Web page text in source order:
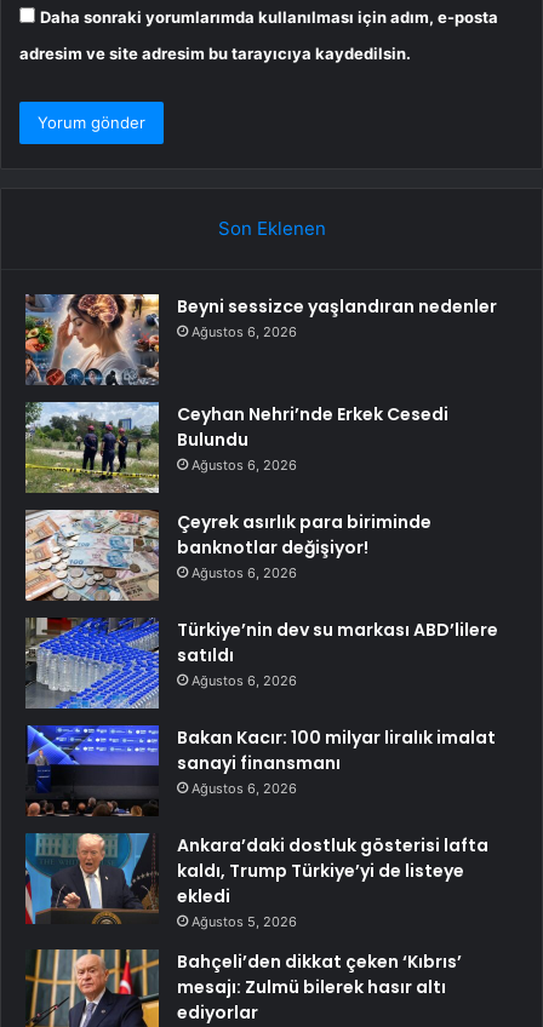
Daha sonraki yorumlarımda kullanılması için adım, e-posta
adresim ve site adresim bu tarayıcıya kaydedilsin.
Son Eklenen
Beyni sessizce yaşlandıran nedenler
Ağustos 6, 2026
Ceyhan Nehri’nde Erkek Cesedi
Bulundu
Ağustos 6, 2026
Çeyrek asırlık para biriminde
banknotlar değişiyor!
Ağustos 6, 2026
Türkiye’nin dev su markası ABD’lilere
satıldı
Ağustos 6, 2026
Bakan Kacır: 100 milyar liralık imalat
sanayi finansmanı
Ağustos 6, 2026
Ankara’daki dostluk gösterisi lafta
kaldı, Trump Türkiye’yi de listeye
ekledi
Ağustos 5, 2026
Bahçeli’den dikkat çeken ‘Kıbrıs’
mesajı: Zulmü bilerek hasır altı
ediyorlar